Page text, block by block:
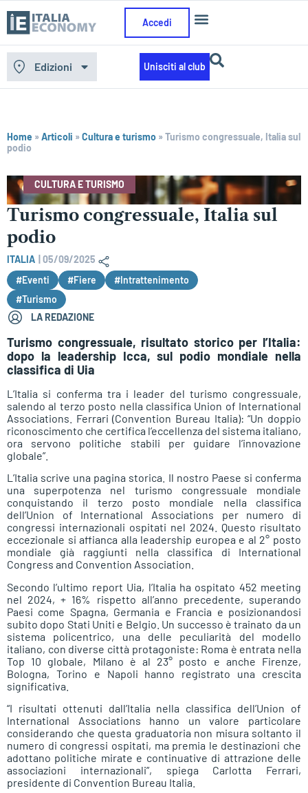
Accedi
Edizioni Unisciti al club
Home »Articoli »Cultura e turismo »Turismo congressuale, Italia sul
podio
CULTURA E TURISMO
Turismo congressuale, Italia sul
podio
ITALIA
05/09/2025
#Eventi
#Fiere
#Intrattenimento
#Turismo
LA REDAZIONE
Turismo congressuale, risultato storico per l’Italia:
dopo la leadership Icca, sul podio mondiale nella
classifica di Uia
L’Italia si conferma tra i leader del turismo congressuale,
salendo al terzo posto nella classifica Union of International
Associations. Ferrari (Convention Bureau Italia): “Un doppio
riconoscimento che certifica l’eccellenza del sistema italiano,
ora servono politiche stabili per guidare l’innovazione
globale”.
L’Italia scrive una pagina storica. Il nostro Paese si conferma
una superpotenza nel turismo congressuale mondiale
conquistando il terzo posto mondiale nella classifica
dell’Union of International Associations per numero di
congressi internazionali ospitati nel 2024. Questo risultato
eccezionale si affianca alla leadership europea e al 2° posto
mondiale già raggiunti nella classifica di International
Congress and Convention Association.
Secondo l’ultimo report Uia, l’Italia ha ospitato 452 meeting
nel 2024, + 16% rispetto all’anno precedente, superando
Paesi come Spagna, Germania e Francia e posizionandosi
subito dopo Stati Uniti e Belgio. Un successo è trainato da un
sistema policentrico, una delle peculiarità del modello
italiano, con diverse città protagoniste: Roma è entrata nella
Top 10 globale, Milano è al 23° posto e anche Firenze,
Bologna, Torino e Napoli hanno registrato una crescita
significativa.
“I risultati ottenuti dall’Italia nella classifica dell’Union of
International Associations hanno un valore particolare
considerando che questa graduatoria non misura soltanto il
numero di congressi ospitati, ma premia le destinazioni che
adottano politiche mirate e continuative di attrazione delle
associazioni internazionali”, spiega Carlotta Ferrari,
presidente di Convention Bureau Italia.